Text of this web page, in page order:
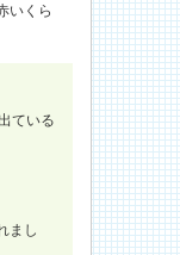
いくら
ている
まし